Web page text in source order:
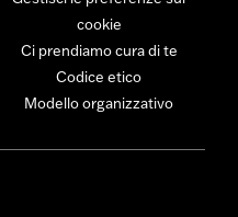
cookie
Ci prendiamo cura di te
Codice etico
Modello organizzativo